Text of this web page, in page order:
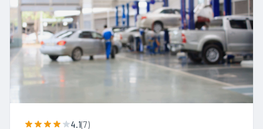
4.1(7)